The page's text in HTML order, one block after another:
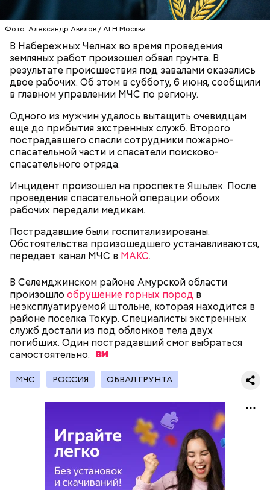
Фото: Александр Авилов / АГН Москва
В Набережных Челнах во время проведения
земляных работ произошел обвал грунта. В
результате происшествия под завалами оказались
двое рабочих. Об этом в субботу, 6 июня, сообщили
в главном управлении МЧС по региону.
Одного из мужчин удалось вытащить очевидцам
еще до прибытия экстренных служб. Второго
пострадавшего спасли сотрудники пожарно-
спасательной части и спасатели поисково-
спасательного отряда.
Инцидент произошел на проспекте Яшьлек. После
проведения спасательной операции обоих
рабочих передали медикам.
Пострадавшие были госпитализированы.
Обстоятельства произошедшего устанавливаются,
передает канал МЧС в МАКС.
В Селемджинском районе Амурской области
произошло обрушение горных пород в
неэксплуатируемой штольне, которая находится в
районе поселка Токур. Специалисты экстренных
служб достали из под обломков тела двух
погибших. Один пострадавший смог выбраться
самостоятельно.
МЧС РОССИЯ ОБВАЛ ГРУНТА